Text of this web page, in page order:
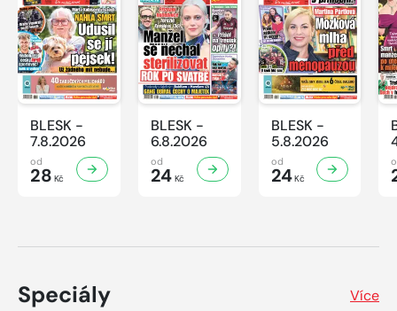
BLESK -
7.8.2026
od
28 Kč
BLESK -
6.8.2026
od
24Kč
BLESK -
5.8.2026
od
24Kč
Speciály Více